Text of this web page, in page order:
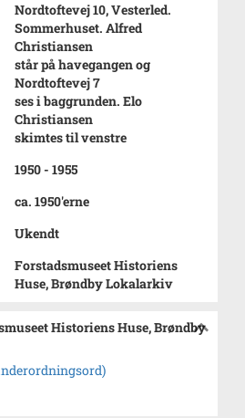
Nordtoftevej 10, Vesterled.
Sommerhuset. Alfred
Christiansen
står på havegangen og
Nordtoftevej 7
ses i baggrunden. Elo
Christiansen
skimtes til venstre
1950 - 1955
ca. 1950'erne
Ukendt
Forstadsmuseet Historiens
Huse, Brøndby Lokalarkiv
Historiens Huse, Brøndby